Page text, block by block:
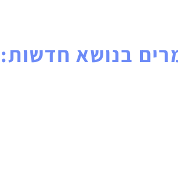
בנושא חדשות: